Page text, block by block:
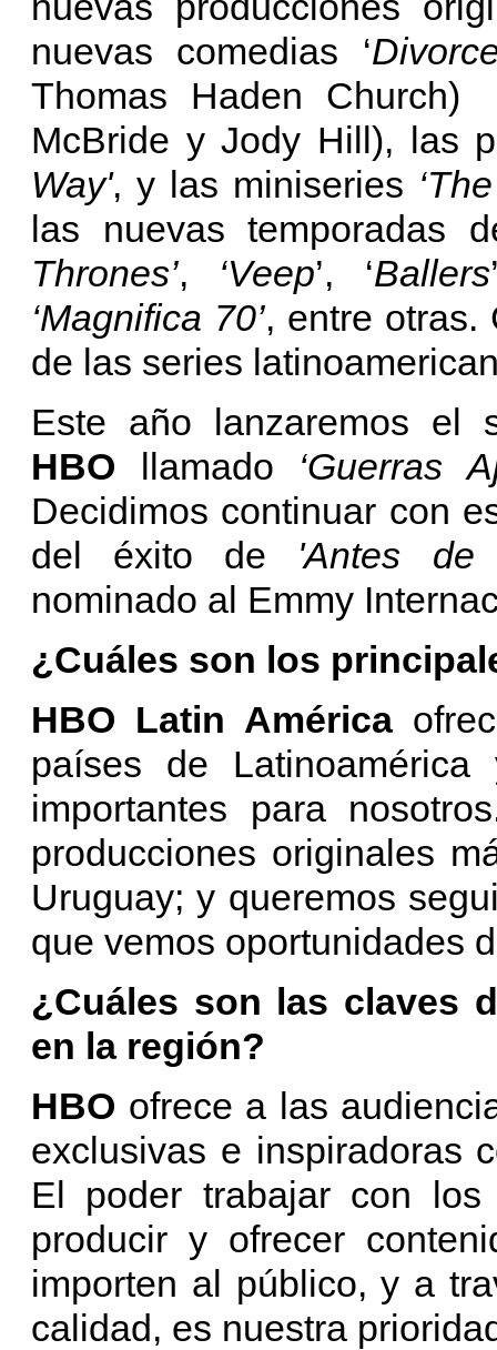
nuevas comedias ‘
Thomas Haden Church)
McBride y Jody Hill), las
Way', y las miniseries
las nuevas temporadas
Thrones’, ‘Veep’, ‘Ballers
‘Magnifica 70’, entre otras.
de las series
Este año lanzaremos el
HBO llamado ‘Guerras
Decidimos continuar con
del éxito de 'Antes
nominado al Emmy
¿Cuáles son los
HBO Latin América
países de
importantes para
producciones originales
Uruguay; y queremos
que vemos oportunidades
¿Cuáles son las claves
en la región?
HBO ofrece a las
exclusivas e inspiradoras
El poder trabajar con los
producir y ofrecer
importen al público, y a
calidad, es nuestra